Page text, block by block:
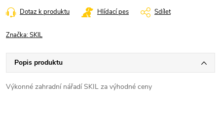
Dotaz k produktu Hlídací pes Sdílet
Značka:SKIL
Popis produktu
Výkonné zahradní nářadí SKIL za výhodné ceny